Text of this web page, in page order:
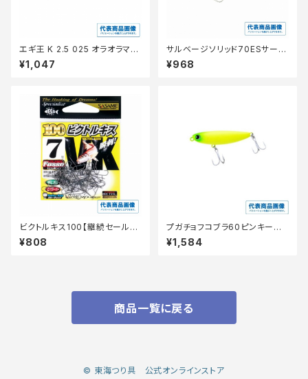
エギ王 K 2.5 025 オラオラマン
ゴー【継続セール_ルアー】
¥1,047
サルベージソリッド70ESサーフ
エディションXG−V70V
¥968
ビクトルキス100【継続セール_
仕掛】
¥808
プガチョフコブラ60ピンキーペ
ッパー
¥1,584
商品一覧に戻る
© 東海つり具 公式オンラインストア